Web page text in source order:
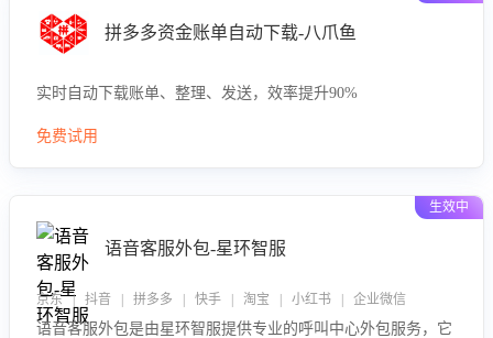
拼多多资金账单自动下载-八爪鱼
实时自动下载账单、整理、发送，效率提升90%
免费试用
生效中
语音客服外包-星环智服
京东 | 抖音 | 拼多多 | 快手 | 淘宝 | 小红书 | 企业微信
语音客服外包是由星环智服提供专业的呼叫中心外包服务，它